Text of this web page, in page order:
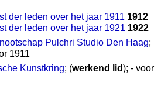
der leden over het jaar 1911 1912
der leden over het jaar 1921 1922
Pulchri Studio Den Haag;
1911
Kunstkring; (werkend lid); - voor